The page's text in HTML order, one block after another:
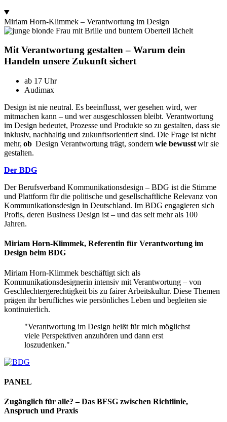
Miriam Horn-Klimmek – Verantwortung im Design
Mit Verantwortung gestalten – Warum dein
Handeln unsere Zukunft sichert
ab 17 Uhr
Audimax
Design ist nie neutral. Es beeinflusst, wer gesehen wird, wer
mitmachen kann – und wer ausgeschlossen bleibt. Verantwortung
im Design bedeutet, Prozesse und Produkte so zu gestalten, dass sie
inklusiv, nachhaltig und zukunftsorientiert sind. Die Frage ist nicht
mehr, ob Design Verantwortung trägt, sondern wie bewusstwir sie
gestalten.
Der BDG
Der Berufsverband Kommunikationsdesign – BDG ist die Stimme
und Plattform für die politische und gesellschaftliche Relevanz von
Kommunikationsdesign in Deutschland. Im BDG engagieren sich
Profis, deren Business Design ist – und das seit mehr als 100
Jahren.
Miriam Horn-Klimmek, Referentin für Verantwortung im
Design beim BDG
Miriam Horn-Klimmek beschäftigt sich als
Kommunikationsdesignerin intensiv mit Verantwortung – von
Geschlechtergerechtigkeit bis zu fairer Arbeitskultur. Diese Themen
prägen ihr berufliches wie persönliches Leben und begleiten sie
kontinuierlich.
"Verantwortung im Design heißt für mich möglichst
viele Perspektiven anzuhören und dann erst
loszudenken."
PANEL
Zugänglich für alle? –Das BFSG zwischen Richtlinie,
Anspruch und Praxis